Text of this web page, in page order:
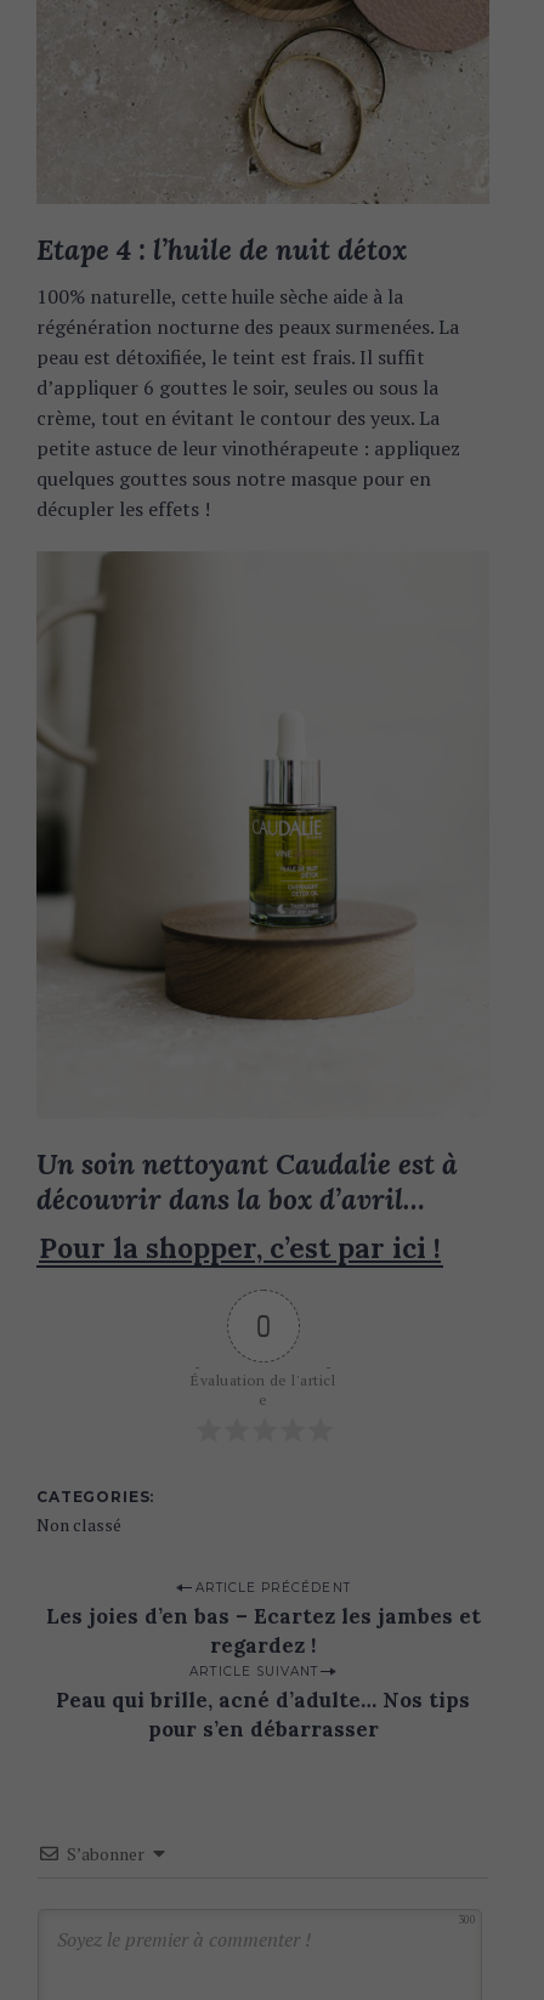
Etape 4 : l’huile de nuit détox
100% naturelle, cette huile sèche aide à la
régénération nocturne des peaux surmenées. La
peau est détoxifiée, le teint est frais. Il suffit
d’appliquer 6 gouttes le soir, seules ou sous la
crème, tout en évitant le contour des yeux. La
petite astuce de leur vinothérapeute : appliquez
quelques gouttes sous notre masque pour en
décupler les effets !
Un soin nettoyant Caudalie est à
découvrir dans la box d’avril…
Pour la shopper, c’est par ici !
0
Évaluation de l'articl
e
CATEGORIES
Non classé
o
i
ARTICLE PRÉCÉDENT
Les joies d’en bas – Ecartez les jambes et
regardez !
ARTICLE SUIVANT
Peau qui brille, acné d’adulte… Nos tips
pour s’en débarrasser
S’abonner
300
S